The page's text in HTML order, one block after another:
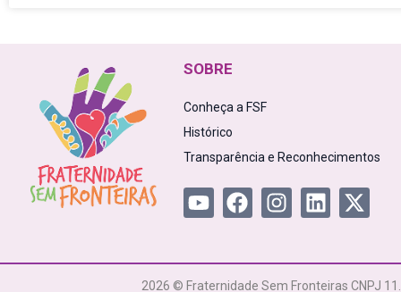
SOBRE
Conheça a FSF
Histórico
Transparência e Reconhecimentos
2026 © Fraternidade Sem Fronteiras CNPJ